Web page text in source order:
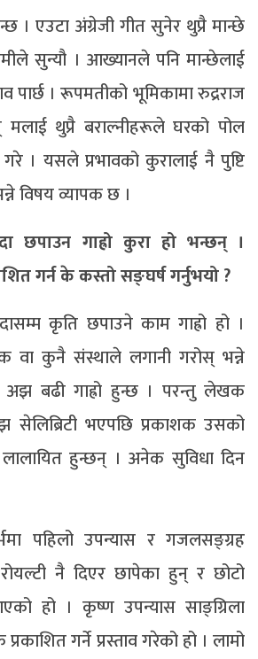
। एउटा अंग्रेजी गीत सुनेर थुप्रै मान्छे
सुन्यौ । आख्यानले पनि मान्छेलाई
पार्छ । रूपमतीको भूमिकामा रुद्रराज
थुप्रै बराल्नीहरूले घरको पोल
। यसले प्रभावको कुरालाई नै पुष्टि
विषय व्यापक छ ।
छपाउन गाह्रो कुरा हो भन्छन् ।
गर्न के कस्तो सङ्घर्ष गर्नुभयो ?
कृति छपाउने काम गाह्रो हो ।
वा कुनै संस्थाले लगानी गरोस् भन्ने
अझ बढी गाह्रो हुन्छ । परन्तु लेखक
सेलिब्रिटी भएपछि प्रकाशक उसको
हुन्छन् । अनेक सुविधा दिन
पहिलो उपन्यास र गजलसङ्ग्रह
नै दिएर छापेका हुन् र छोटो
हो । कृष्ण उपन्यास साङ्ग्रिला
गर्ने प्रस्ताव गरेको हो । लामो